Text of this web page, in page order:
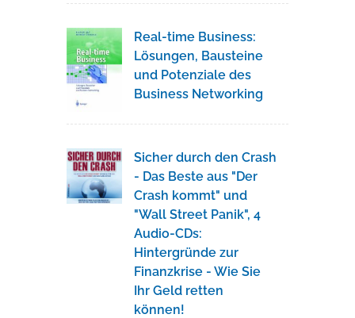
Real-time Business:
Lösungen, Bausteine
und Potenziale des
Business Networking
Sicher durch den Crash
- Das Beste aus "Der
Crash kommt" und
"Wall Street Panik", 4
Audio-CDs:
Hintergründe zur
Finanzkrise - Wie Sie
Ihr Geld retten
können!